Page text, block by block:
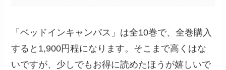
「ベッドインキャンパス」は全10巻で、全巻購入
すると1,900円程になります。そこまで高くはな
いですが、少しでもお得に読めたほうが嬉しいで